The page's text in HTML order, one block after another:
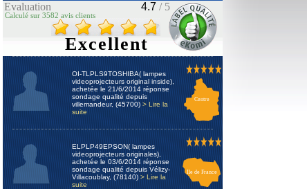
Evaluation 4.7 / 5
Calculé sur 3582 avis clients
Excellent
OI-TLPLS9TOSHIBA( lampes
videoprojecteurs original inside),
achetée le 21/6/2014 réponse
sondage qualité depuis
villemandeur, (45700) > Lire la
suite
Centre
ELPLP49EPSON( lampes
videoprojecteurs originales),
achetée le 03/6/2014 réponse
sondage qualité depuis Vélizy-
Villacoublay, (78140) > Lire la
suite
Ile de France